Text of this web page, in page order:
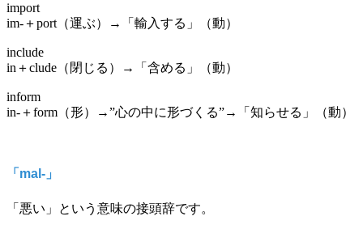
import
im-＋port（運ぶ）→「輸入する」（動）
include
in＋clude（閉じる）→「含める」（動）
inform
in-＋form（形）→”心の中に形づくる”→「知らせる」（動）
「mal-」
「悪い」という意味の接頭辞です。